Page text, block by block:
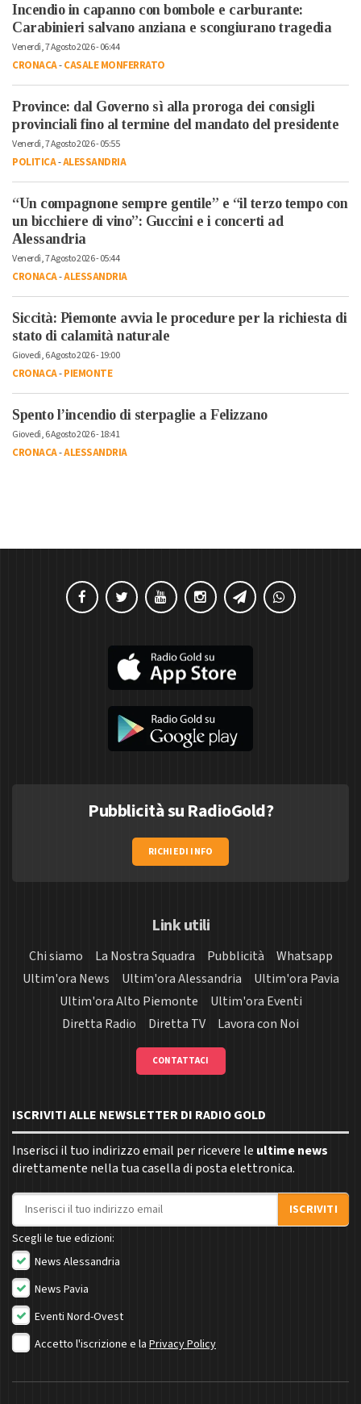
Incendio in capanno con bombole e carburante:
Carabinieri salvano anziana e scongiurano tragedia
Venerdì, 7 Agosto 2026 - 06:44
CRONACA-CASALE MONFERRATO
Province: dal Governo sì alla proroga dei consigli
provinciali fino al termine del mandato del presidente
Venerdì, 7 Agosto 2026 - 05:55
POLITICA-ALESSANDRIA
“Un compagnone sempre gentile” e “il terzo tempo con
un bicchiere di vino”: Guccini e i concerti ad
Alessandria
Venerdì, 7 Agosto 2026 - 05:44
CRONACA-ALESSANDRIA
Siccità: Piemonte avvia le procedure per la richiesta di
stato di calamità naturale
Giovedì, 6 Agosto 2026 - 19:00
CRONACA-PIEMONTE
Spento l’incendio di sterpaglie a Felizzano
Giovedì, 6 Agosto 2026 - 18:41
CRONACA-ALESSANDRIA
Pubblicità su RadioGold?
RICHIEDI INFO
Link utili
Chi siamo La Nostra Squadra Pubblicità
Whatsapp
Ultim'ora News
Ultim'ora Alessandria
Ultim'ora Pavia
Ultim'ora Alto Piemonte
Ultim'ora Eventi
Diretta Radio
Diretta TV Lavora con Noi
CONTATTACI
ISCRIVITI ALLE NEWSLETTER DI RADIO GOLD
Inserisci il tuo indirizzo email per ricevere le ultime news
direttamente nella tua casella di posta elettronica.
Indirizzo email
ISCRIVITI
Scegli le tue edizioni:
News Alessandria
News Pavia
Eventi Nord-Ovest
Accetto l'iscrizione e la Privacy Policy